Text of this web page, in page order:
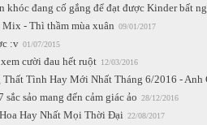
khóc đang cố gắng để đạt được Kinder bất
- Thì thầm mùa xuân 09/01/2017
:v 01/07/2015
cười đau hết ruột 12/03/2016
Thất Tình Hay Mới Nhất Tháng 6/2016 - Anh
sắc sảo mang đến cảm giác ảo 28/12/2016
Hay Nhất Mọi Thời Đại 22/08/2017